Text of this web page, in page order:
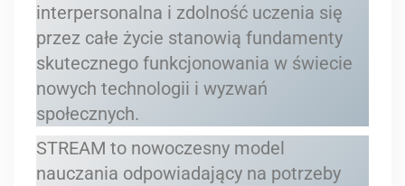
interpersonalna i zdolność uczenia się
przez całe życie stanowią fundamenty
skutecznego funkcjonowania w świecie
nowych technologii i wyzwań
społecznych.
STREAM to nowoczesny model
nauczania odpowiadający na potrzeby